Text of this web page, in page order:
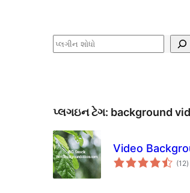
શોધો
પ્લગઇન ટેગ: background
Video
(12)